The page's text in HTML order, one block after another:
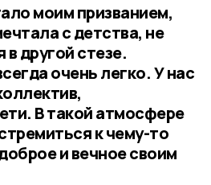
моим призванием,
с детства, не
другой стезе.
очень легко. У нас
В такой атмосфере
к чему-то
и вечное своим